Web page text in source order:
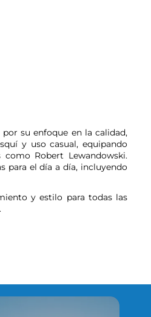
su enfoque en la calidad,
y uso casual, equipando
Robert Lewandowski.
para el día a día, incluyendo
y estilo para todas las